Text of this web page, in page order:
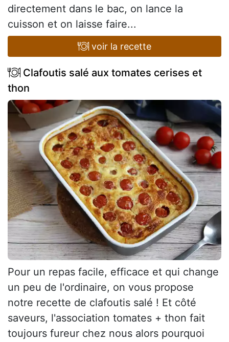
directement dans le bac, on lance la
cuisson et on laisse faire...
voir la recette
Clafoutis salé aux tomates cerises et
thon
Pour un repas facile, efficace et qui change
un peu de l'ordinaire, on vous propose
notre recette de clafoutis salé ! Et côté
saveurs, l'association tomates + thon fait
toujours fureur chez nous alors pourquoi